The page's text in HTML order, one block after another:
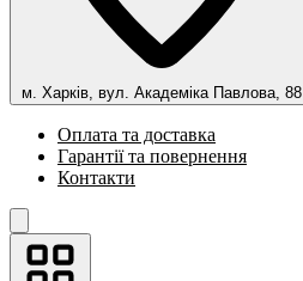
м. Харків, вул. Академіка Павлова, 88
Оплата та доставка
Гарантії та повернення
Контакти